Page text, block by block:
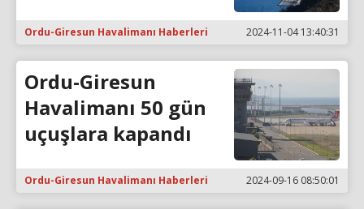
Ordu-Giresun Havalimanı Haberleri 2024-11-04 13:40:31
Ordu-Giresun
Havalimanı 50 gün
uçuşlara kapandı
Ordu-Giresun Havalimanı Haberleri 2024-09-16 08:50:01